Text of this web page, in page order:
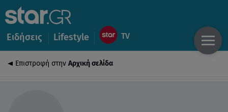
Ειδήσεις Lifestyle
Επιστροφή στην Αρχική σελίδα